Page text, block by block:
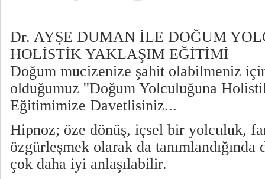
Dr. AYŞE DUMAN İLE DOĞUM
HOLİSTİK YAKLAŞIM EĞİTİMİ
Doğum mucizenize şahit olabilmeniz
olduğumuz ''Doğum Yolculuğuna
Eğitimimize Davetlisiniz...
Hipnoz; öze dönüş, içsel bir yolculuk,
özgürleşmek olarak da
çok daha iyi anlaşılabilir.